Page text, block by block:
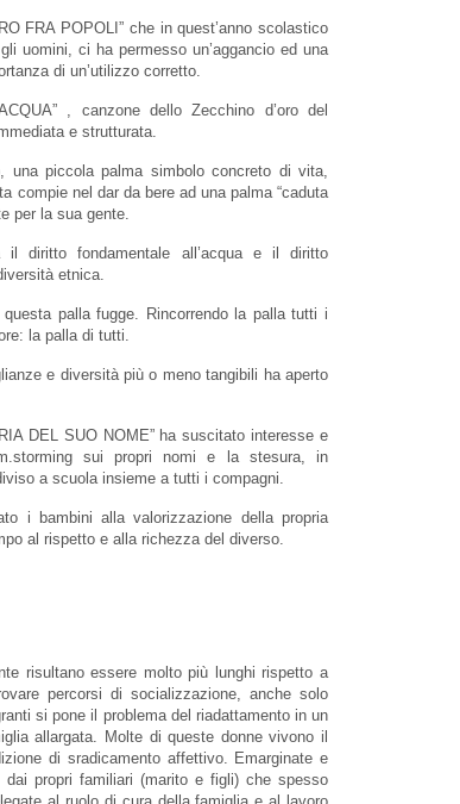
FRA POPOLI” che in quest’anno scolastico
uomini, ci ha permesso un’aggancio ed una
di un’utilizzo corretto.
, canzone dello Zecchino d’oro del
e strutturata.
una piccola palma simbolo concreto di vita,
compie nel dar da bere ad una palma “caduta
per la sua gente.
diritto fondamentale all’acqua e il diritto
etnica.
palla fugge. Rincorrendo la palla tutti i
la palla di tutti.
e diversità più o meno tangibili ha aperto
DEL SUO NOME” ha suscitato interesse e
sui propri nomi e la stesura, in
a scuola insieme a tutti i compagni.
i bambini alla valorizzazione della propria
al rispetto e alla richezza del diverso.
risultano essere molto più lunghi rispetto a
percorsi di socializzazione, anche solo
si pone il problema del riadattamento in un
allargata. Molte di queste donne vivono il
di sradicamento affettivo. Emarginate e
propri familiari (marito e figli) che spesso